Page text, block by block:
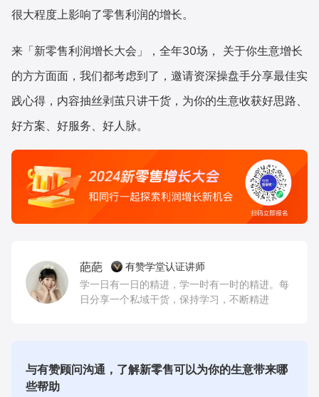
很大程度上影响了零售利润的增长。
来「新零售利润增长大会」，全年30场， 关于你生意增长
的方方面面，我们都考虑到了，邀请资深操盘手分享最佳实
践心得，内容抽丝剥茧只讲干货，为你的生意收获好思路、
好方案、好服务、好人脉。
葩葩
有赞学堂认证讲师
学一日有一日的精进，学一时有一时的精进。每
日分享一个私域干货，保持学习，不断精进
与有赞顾问沟通，了解新零售可以为你的生意带来哪
些帮助